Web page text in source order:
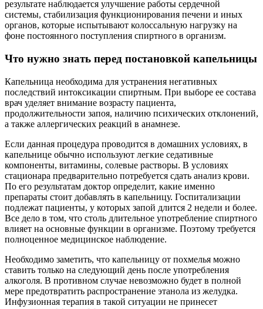
результате наблюдается улучшение работы сердечной
системы, стабилизация функционирования печени и иных
органов, которые испытывают колоссальную нагрузку на
фоне постоянного поступления спиртного в организм.
Что нужно знать перед постановкой капельницы
Капельница необходима для устранения негативных
последствий интоксикации спиртным. При выборе ее состава
врач уделяет внимание возрасту пациента,
продолжительности запоя, наличию психических отклонений,
а также аллергических реакций в анамнезе.
Если данная процедура проводится в домашних условиях, в
капельнице обычно используют легкие седативные
компоненты, витамины, солевые растворы. В условиях
стационара предварительно потребуется сдать анализ крови.
По его результатам доктор определит, какие именно
препараты стоит добавлять в капельницу. Госпитализации
подлежат пациенты, у которых запой длится 2 недели и более.
Все дело в том, что столь длительное употребление спиртного
влияет на основные функции в организме. Поэтому требуется
полноценное медицинское наблюдение.
Необходимо заметить, что капельницу от похмелья можно
ставить только на следующий день после употребления
алкоголя. В противном случае невозможно будет в полной
мере предотвратить распространение этанола из желудка.
Инфузионная терапия в такой ситуации не принесет